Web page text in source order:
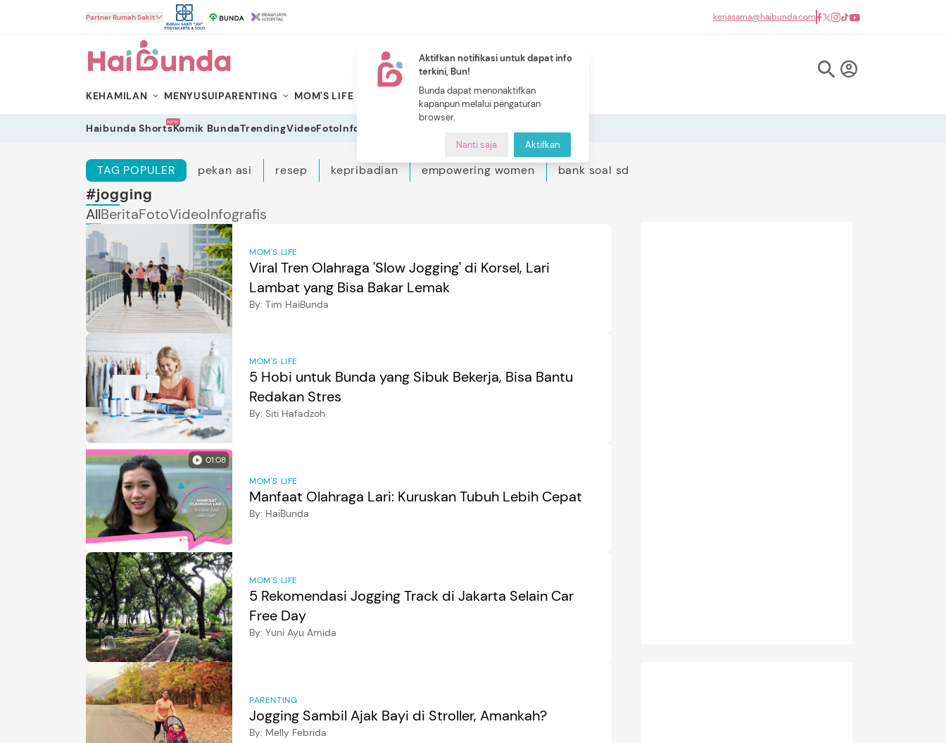
Aktifkan notifikasi untuk dapat info
terkini, Bun!
Bunda dapat menonaktifkan
kapanpun melalui pengaturan
browser.
Nanti saja Aktifkan
Partner Rumah Sakit kerjasama@haibunda.com
KEHAMILAN MENYUSUIPARENTING MOM'S LIFE PILIHAN BUNDA
NEW
CERITA BUNDA
Haibunda ShortsNEWKomik BundaTrendingVideoFotoInfografis
TAG POPULER pekan asi resep kepribadian empowering women bank soal sd
#jogging
AllBeritaFotoVideoInfografis
MOM'S LIFE
Viral Tren Olahraga 'Slow Jogging' di Korsel, Lari
Lambat yang Bisa Bakar Lemak
By: Tim HaiBunda
MOM'S LIFE
5 Hobi untuk Bunda yang Sibuk Bekerja, Bisa Bantu
Redakan Stres
By: Siti Hafadzoh
01:08
MOM'S LIFE
Manfaat Olahraga Lari: Kuruskan Tubuh Lebih Cepat
By: HaiBunda
MOM'S LIFE
5 Rekomendasi Jogging Track di Jakarta Selain Car
Free Day
By: Yuni Ayu Amida
PARENTING
Jogging Sambil Ajak Bayi di Stroller, Amankah?
By: Melly Febrida